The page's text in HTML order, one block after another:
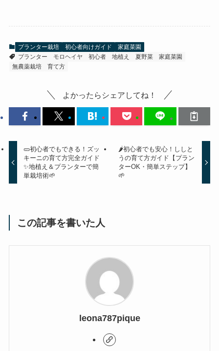
プランター栽培 初心者向けガイド
家庭菜園
プランター
モロヘイヤ 初心者 地植え 夏野菜
家庭菜園
無農薬栽培
育て方
よかったらシェアしてね！
🥒初心者でもできる！ズッ
キーニの育て方完全ガイド
✨地植え＆プランターで簡
単栽培術🌱
🌶️初心者でも安心！ししと
うの育て方ガイド【プラン
ターOK・簡単ステップ】
🌱
この記事を書いた人
leona787pique